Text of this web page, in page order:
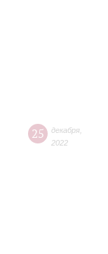
25 декабря
2022